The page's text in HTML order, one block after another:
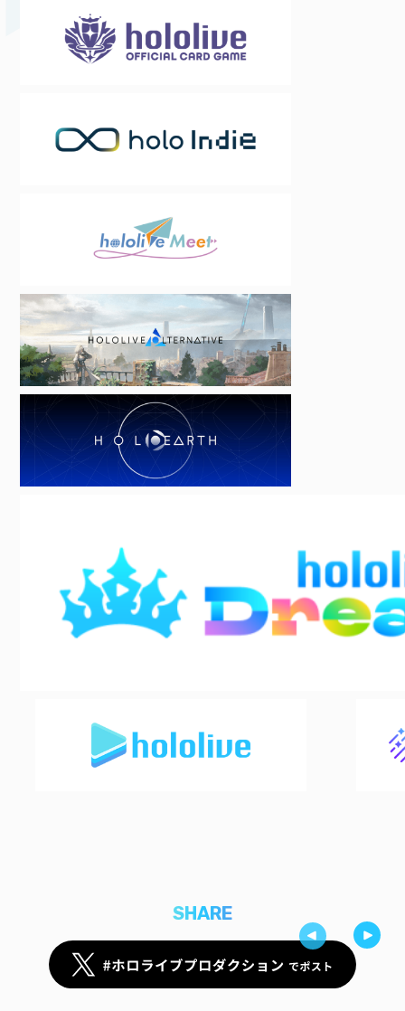
SHARE